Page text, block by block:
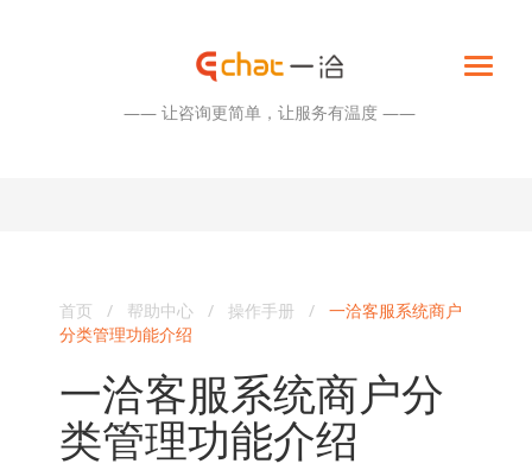
—— 让咨询更简单，让服务有温度 ——
首页 / 帮助中心 / 操作手册 / 一洽客服系统商户
分类管理功能介绍
一洽客服系统商户分
类管理功能介绍